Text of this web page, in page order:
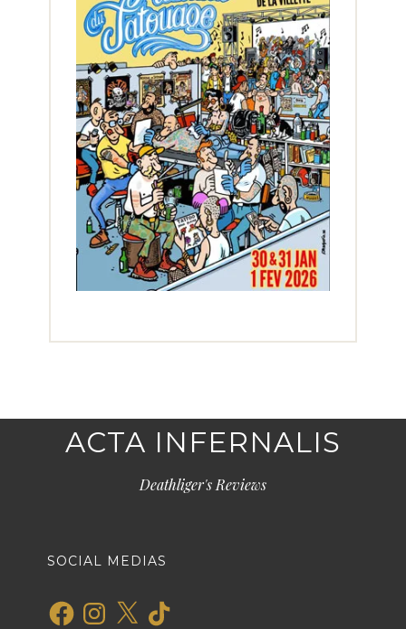
ACTA INFERNALIS
Deathliger's Reviews
SOCIAL MEDIAS
FacebookInstagram
X TikTok